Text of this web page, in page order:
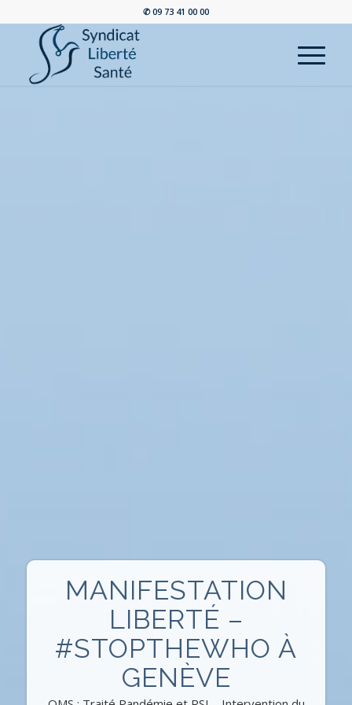
✆ 09 73 41 00 00
MANIFESTATION
LIBERTÉ –
#STOPTHEWHO À
GENÈVE